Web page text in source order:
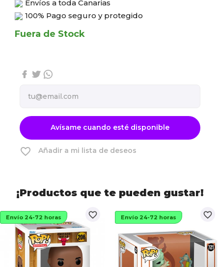
Envíos a toda Canarias
100% Pago seguro y protegido
Fuera de Stock
Avísame cuando esté disponible
favorite_border Añadir a mi lista de deseos
¡Productos que te pueden gustar!
favorite_border
Envío 24-72 horas favorite_border
Envío 24-72 horas